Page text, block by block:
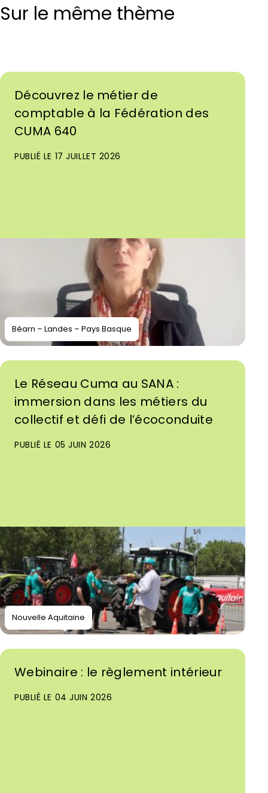
Sur le même thème
Découvrez le métier de
comptable à la Fédération des
CUMA 640
PUBLIÉ LE 17 JUILLET 2026
Béarn – Landes – Pays Basque
Le Réseau Cuma au SANA :
immersion dans les métiers du
collectif et défi de l’écoconduite
PUBLIÉ LE 05 JUIN 2026
Nouvelle Aquitaine
Webinaire : le règlement intérieur
PUBLIÉ LE 04 JUIN 2026